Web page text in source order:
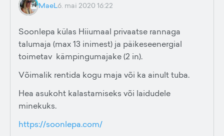
MaeL6. mai 2020 16:22
Soonlepa külas Hiiumaal privaatse rannaga
talumaja (max 13 inimest) ja päikeseenergial
toimetav kämpingumajake (2 in).
Võimalik rentida kogu maja või ka ainult tuba.
Hea asukoht kalastamiseks või laidudele
minekuks.
https://soonlepa.com/